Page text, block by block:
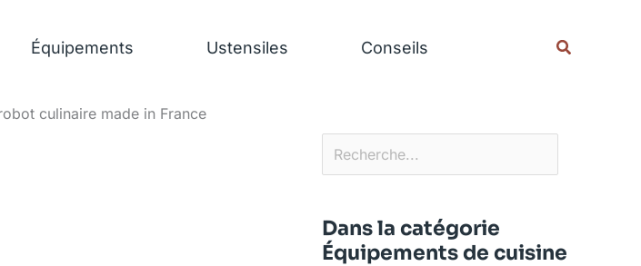
Équipements Ustensiles Conseils
culinaire made in France
Dans la catégorie
Équipements de cuisine